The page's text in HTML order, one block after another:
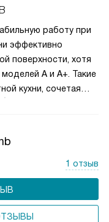
Такое
баланс между
Пользователь
снижая
службы двигателя,
кухне.
работу при
эффективно
поверхности, хотя
A и A+. Такие
кухни, сочетая
1 отзыв